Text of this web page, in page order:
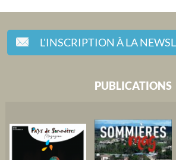
L'INSCRIPTION À LA
PUBLICATIONS